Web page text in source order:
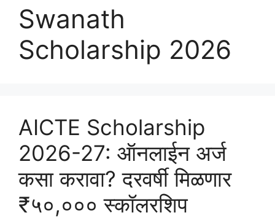
Swanath
Scholarship 2026
AICTE Scholarship
2026-27: ऑनलाईन अर्ज
कसा करावा? दरवर्षी मिळणार
₹५०,००० स्कॉलरशिप